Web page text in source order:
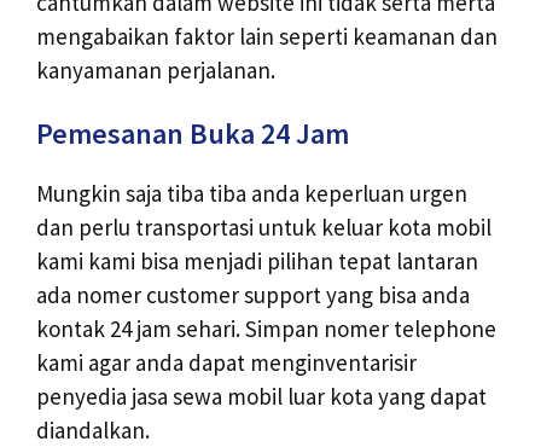
mengabaikan faktor lain seperti keamanan dan
kanyamanan perjalanan.
Pemesanan Buka 24 Jam
Mungkin saja tiba tiba anda keperluan urgen
dan perlu transportasi untuk keluar kota mobil
kami kami bisa menjadi pilihan tepat lantaran
ada nomer customer support yang bisa anda
kontak 24 jam sehari. Simpan nomer telephone
kami agar anda dapat menginventarisir
penyedia jasa sewa mobil luar kota yang dapat
diandalkan.